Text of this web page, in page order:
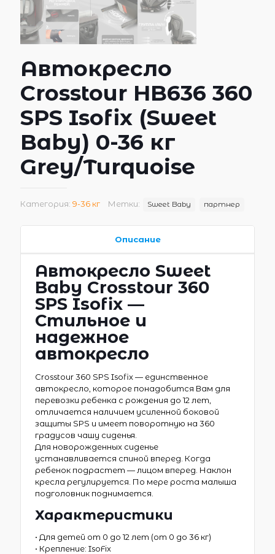
Автокресло
Crosstour HB636 360
SPS Isofix (Sweet
Baby) 0-36 кг
Grey/Turquoise
Категория: 9-36 кг Метки: Sweet Baby партнер
Описание
Автокресло Sweet
Baby Crosstour 360
SPS Isofix —
Стильное и
надежное
автокресло
Crosstour 360 SPS Isofix — единственное
автокресло, которое понадобится Вам для
перевозки ребенка с рождения до 12 лет,
отличается наличием усиленной боковой
защиты SPS и имеет поворотную на 360
градусов чашу сиденья.
Для новорожденных сиденье
устанавливается спиной вперед. Когда
ребенок подрастет — лицом вперед. Наклон
кресла регулируется. По мере роста малыша
подголовник поднимается.
Характеристики
• Для детей от 0 до 12 лет (от 0 до 36 кг)
• Крепление: IsoFix